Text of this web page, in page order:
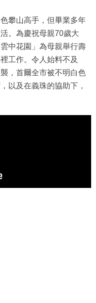
攀山高手，但畢業多年
。為慶祝母親70歲大
中花園」為母親舉行壽
工作。令人始料不及
，首爾全市被不明白色
以及在義珠的協助下，